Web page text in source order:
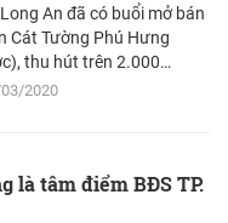
An đã có buổi mở bán
Cát Tường Phú Hưng
thu hút trên 2.000
tham dự.
2020
là tâm điểm BĐS TP.